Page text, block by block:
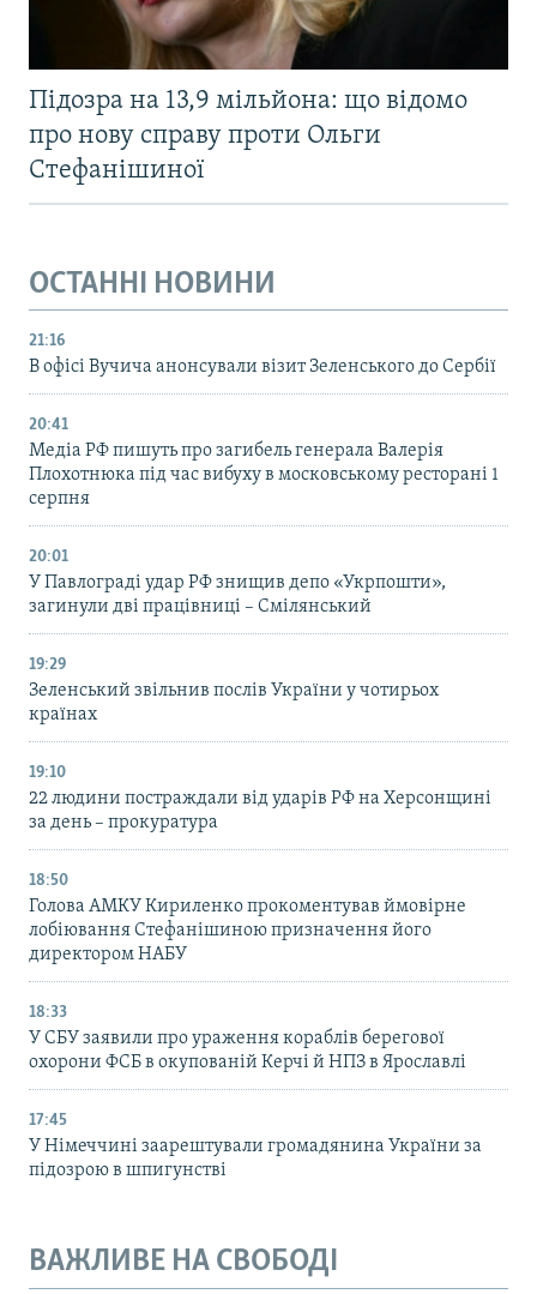
Підозра на 13,9 мільйона: що відомо
про нову справу проти Ольги
Стефанішиної
ОСТАННІ НОВИНИ
21:16
В офісі Вучича анонсували візит Зеленського до Сербії
20:41
Медіа РФ пишуть про загибель генерала Валерія
Плохотнюка під час вибуху в московському ресторані 1
серпня
20:01
У Павлограді удар РФ знищив депо «Укрпошти»,
загинули дві працівниці – Смілянський
19:29
Зеленський звільнив послів України у чотирьох
країнах
19:10
22 людини постраждали від ударів РФ на Херсонщині
за день – прокуратура
18:50
Голова АМКУ Кириленко прокоментував ймовірне
лобіювання Стефанішиною призначення його
директором НАБУ
18:33
У СБУ заявили про ураження кораблів берегової
охорони ФСБ в окупованій Керчі й НПЗ в Ярославлі
17:45
У Німеччині заарештували громадянина України за
підозрою в шпигунстві
ВАЖЛИВЕ НА СВОБОДІ